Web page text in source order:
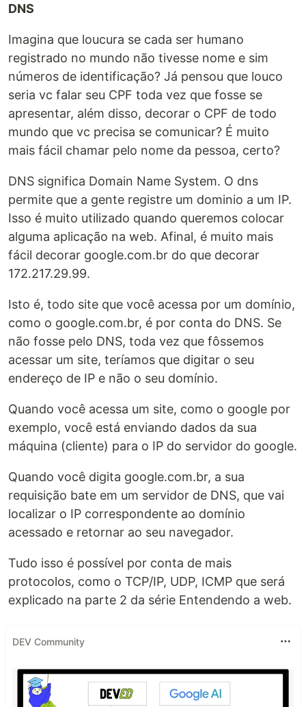
DNS
Imagina que loucura se cada ser humano
registrado no mundo não tivesse nome e sim
números de identificação? Já pensou que louco
seria vc falar seu CPF toda vez que fosse se
apresentar, além disso, decorar o CPF de todo
mundo que vc precisa se comunicar? É muito
mais fácil chamar pelo nome da pessoa, certo?
DNS significa Domain Name System. O dns
permite que a gente registre um dominio a um IP.
Isso é muito utilizado quando queremos colocar
alguma aplicação na web. Afinal, é muito mais
fácil decorar google.com.br do que decorar
172.217.29.99.
Isto é, todo site que você acessa por um domínio,
como o google.com.br, é por conta do DNS. Se
não fosse pelo DNS, toda vez que fôssemos
acessar um site, teríamos que digitar o seu
endereço de IP e não o seu domínio.
Quando você acessa um site, como o google por
exemplo, você está enviando dados da sua
máquina (cliente) para o IP do servidor do google.
Quando você digita google.com.br, a sua
requisição bate em um servidor de DNS, que vai
localizar o IP correspondente ao domínio
acessado e retornar ao seu navegador.
Tudo isso é possível por conta de mais
protocolos, como o TCP/IP, UDP, ICMP que será
explicado na parte 2 da série Entendendo a web.
DEV Community